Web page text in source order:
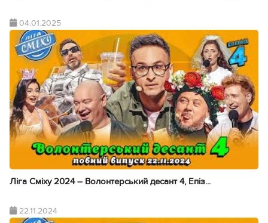
04.01.2025
Ліга Сміху 2024 – Волонтерський десант 4, Епіз...
22.11.2024